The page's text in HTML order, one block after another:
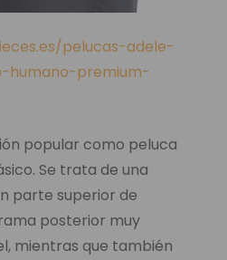
pelucas-adele-
humano-premium-
popular como peluca
Se trata de una
parte superior de
posterior muy
mientras que también